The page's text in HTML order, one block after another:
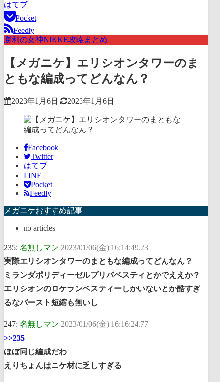
はてブ
Pocket
Feedly
勝利の女神NIKKE攻略まとめ
【メガニケ】エリシオンタワーのま
ともな編成ってどんなん？
2023年1月6日 2023年1月6日
Facebook
Twitter
はてブ
LINE
Pocket
Feedly
メガニケおすすめ記事
no articles
235: 名無しマン 2023/01/06(金) 16:14:49.23
実際エリシオンタワーのまともな編成ってどんなん？
ミランダポリディーゼルプリバベスティとかでええか？
エリシオンのロケランベスティーしかいないとか酷すぎ
るなバースト短縮も無いし
247: 名無しマン 2023/01/06(金) 16:16:24.77
>>235
ほぼ同じ編成だわ
えりちょんはニケ材に乏しすぎる